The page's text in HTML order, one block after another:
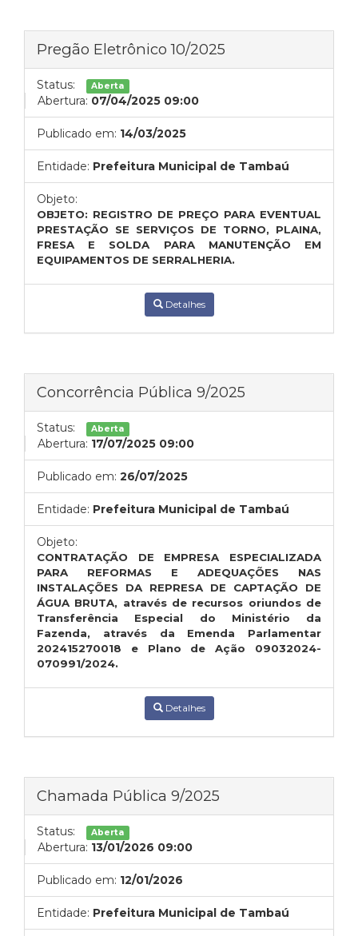
Pregão Eletrônico 10/2025
Status: Aberta
Abertura: 07/04/2025 09:00
Publicado em: 14/03/2025
Entidade: Prefeitura Municipal de Tambaú
Objeto:
OBJETO: REGISTRO DE PREÇO PARA EVENTUAL
PRESTAÇÃO SE SERVIÇOS DE TORNO, PLAINA,
FRESA E SOLDA PARA MANUTENÇÃO EM
EQUIPAMENTOS DE SERRALHERIA.
Detalhes
Concorrência Pública 9/2025
Status: Aberta
Abertura: 17/07/2025 09:00
Publicado em: 26/07/2025
Entidade: Prefeitura Municipal de Tambaú
Objeto:
CONTRATAÇÃO DE EMPRESA ESPECIALIZADA
PARA REFORMAS E ADEQUAÇÕES NAS
INSTALAÇÕES DA REPRESA DE CAPTAÇÃO DE
ÁGUA BRUTA, através de recursos oriundos de
Transferência Especial do Ministério da
Fazenda, através da Emenda Parlamentar
202415270018 e Plano de Ação 09032024-
070991/2024.
Detalhes
Chamada Pública 9/2025
Status: Aberta
Abertura: 13/01/2026 09:00
Publicado em: 12/01/2026
Entidade: Prefeitura Municipal de Tambaú